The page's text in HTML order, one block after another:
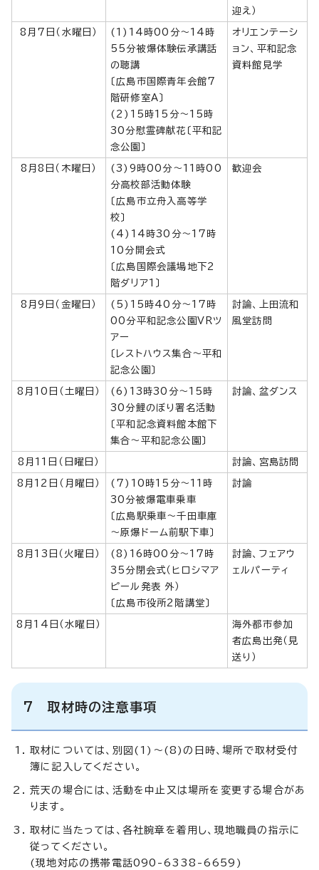
迎え）
8月7日（水曜日）
(1)14時00分～14時
55分被爆体験伝承講話
の聴講
〔広島市国際青年会館7
階研修室A〕
(2)15時15分～15時
30分慰霊碑献花〔平和記
念公園〕
オリエンテーシ
ョン、平和記念
資料館見学
8月8日（木曜日）
(3)9時00分～11時00
分高校部活動体験
〔広島市立舟入高等学
校〕
(4)14時30分～17時
10分開会式
〔広島国際会議場地下2
階ダリア1〕
歓迎会
8月9日（金曜日）
(5)15時40分～17時
00分平和記念公園VRツ
アー
〔レストハウス集合～平和
記念公園〕
討論、上田流和
風堂訪問
8月10日（土曜日）
(6)13時30分～15時
30分鯉のぼり署名活動
〔平和記念資料館本館下
集合～平和記念公園〕
討論、盆ダンス
8月11日（日曜日） 討論、宮島訪問
8月12日（月曜日）
(7)10時15分～11時
30分被爆電車乗車
〔広島駅乗車～千田車庫
～原爆ドーム前駅下車〕
討論
8月13日（火曜日）
(8)16時00分～17時
35分閉会式（ヒロシマア
ピール発表 外）
〔広島市役所2階講堂〕
討論、フェアウ
ェルパーティ
8月14日（水曜日）
海外都市参加
者広島出発（見
送り）
7 取材時の注意事項
取材については、別図(1)～(8)の日時、場所で取材受付
簿に記入してください。
荒天の場合には、活動を中止又は場所を変更する場合があ
ります。
取材に当たっては、各社腕章を着用し、現地職員の指示に
従ってください。
(現地対応の携帯電話090-6338-6659)